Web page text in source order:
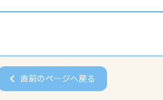
直前のページへ戻る